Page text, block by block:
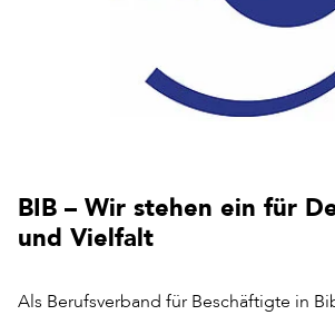
BIB – Wir stehen ein für
und Vielfalt
Als Berufsverband für Beschäftigte in